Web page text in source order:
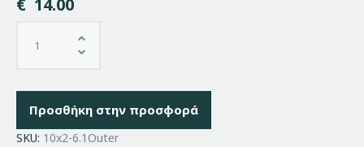
€ 14.00
Προσθήκη στην προσφορά
SKU: 10x2-6.1Outer